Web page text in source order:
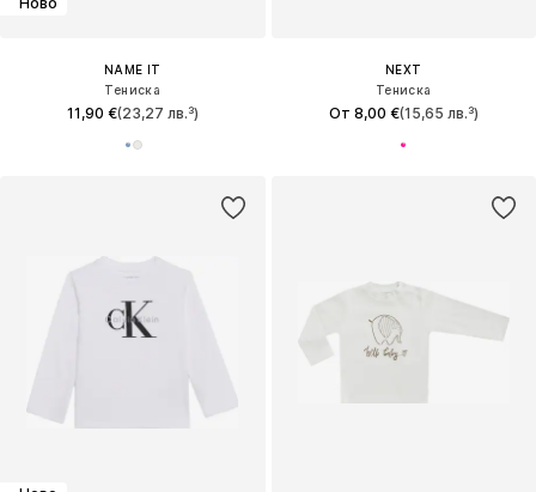
NAME IT
Тениска
11,90 €(23,27 лв.³)
NEXT
Тениска
От 8,00 €(15,65 лв.³)